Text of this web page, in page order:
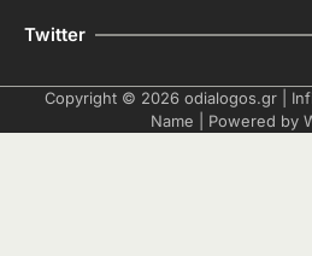
Twitter
Copyright © 2026 odialogos.gr |
Name | Powered by